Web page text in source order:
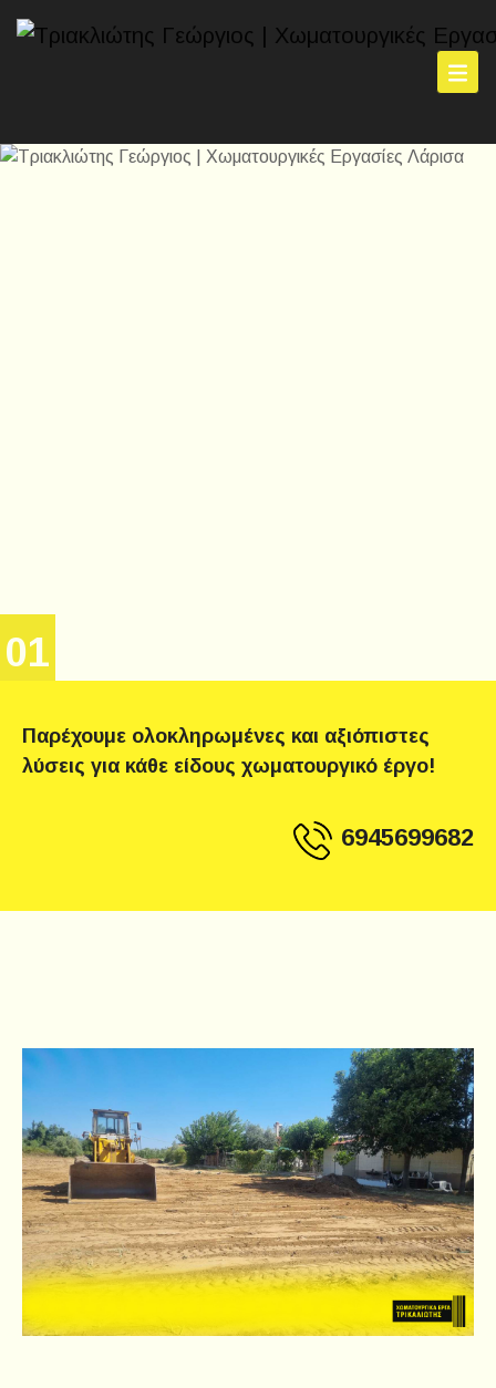
01
Παρέχουμε ολοκληρωμένες και αξιόπιστες
λύσεις για κάθε είδους χωματουργικό έργο!
6945699682